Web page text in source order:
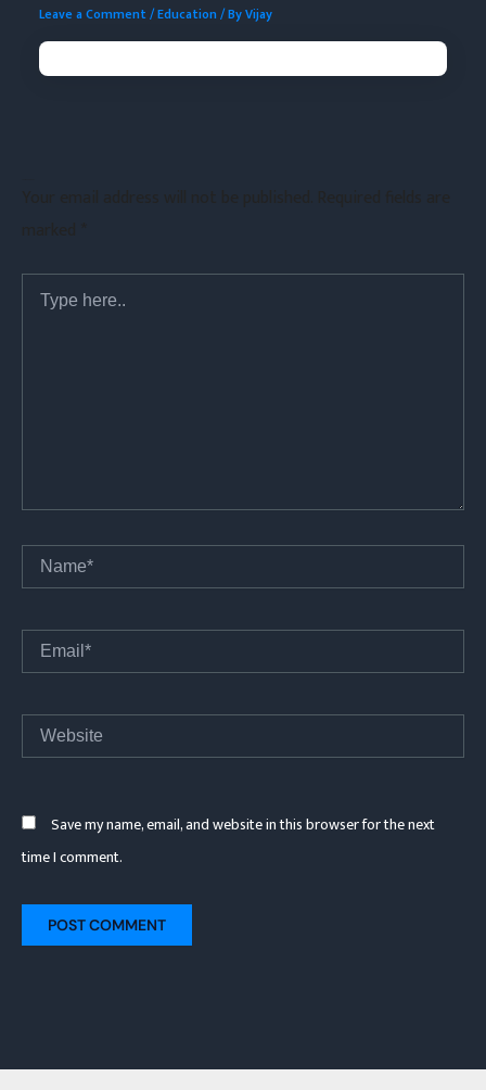
Leave a Comment/Education/ ByVijay
Type
here..
Name*
Email*
Website
Save my name, email, and website in this browser for the next
time I comment.